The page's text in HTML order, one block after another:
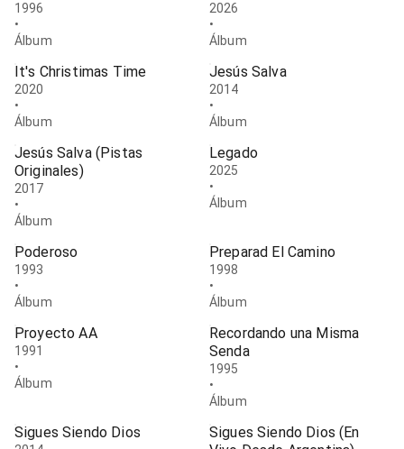
1996
•
Álbum
2026
•
Álbum
It's Christimas Time
2020
•
Álbum
Jesús Salva
2014
•
Álbum
Jesús Salva (Pistas
Originales)
2017
•
Álbum
Legado
2025
•
Álbum
Poderoso
1993
•
Álbum
Preparad El Camino
1998
•
Álbum
Proyecto AA
1991
•
Álbum
Recordando una Misma
Senda
1995
•
Álbum
Sigues Siendo Dios
Sigues Siendo Dios (En